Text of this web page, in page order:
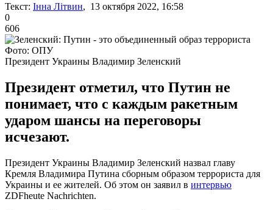
Текст: Інна Літвин, 13 октября 2022, 16:58
0
606
Фото: ОПУ
Президент Украины Владимир Зеленский
Президент отметил, что Путин не
понимает, что с каждым ракетным
ударом шансы на переговоры
исчезают.
Президент Украины Владимир Зеленский назвал главу
Кремля Владимира Путина сборным образом террориста для
Украины и ее жителей. Об этом он заявил в интервью
ZDFheute Nachrichten.